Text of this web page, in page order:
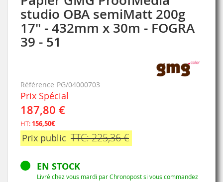
studio OBA semiMatt 200g
17" - 432mm x 30m - FOGRA
39 - 51
Référence PG/04000703
Prix Spécial
187,80 €
HT: 156,50€
Prix public TTC: 225,36 €
EN STOCK
Livré chez vous mardi par Chronopost si vous commandez
to
the
beginning
of
the